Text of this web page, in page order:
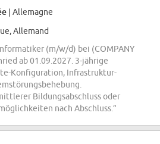
| Allemagne
Allemand
(m/w/d) bei (COMPANY
ab 01.09.2027. 3-jährige
Konfiguration, Infrastruktur-
Bildungsabschluss oder
nach Abschluss.”